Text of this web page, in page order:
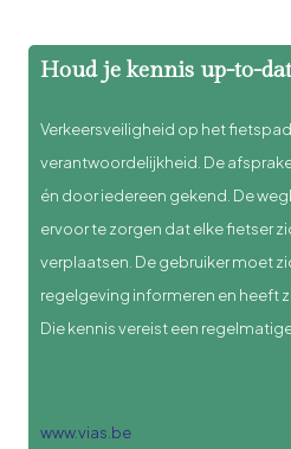
Houd je kennis up-to-
Verkeersveiligheid op het
verantwoordelijkheid. De
én door iedereen gekend. De
ervoor te zorgen dat elke fietser
verplaatsen. De gebruiker moet
regelgeving informeren en heeft
Die kennis vereist een
www.vias.be